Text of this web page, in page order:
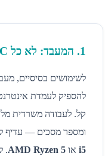
לשימושים בסיסיים, מעבדים
להספיק לעמדת אינטרנט,
ומספר מסכים — עדיף
אוAMD Ryzen 5
.